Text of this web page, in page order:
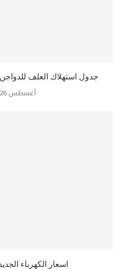
جدول استهلاك العلف للدواجن
أغسطس 26, 2024
اسعار الكهرباء الجديدة